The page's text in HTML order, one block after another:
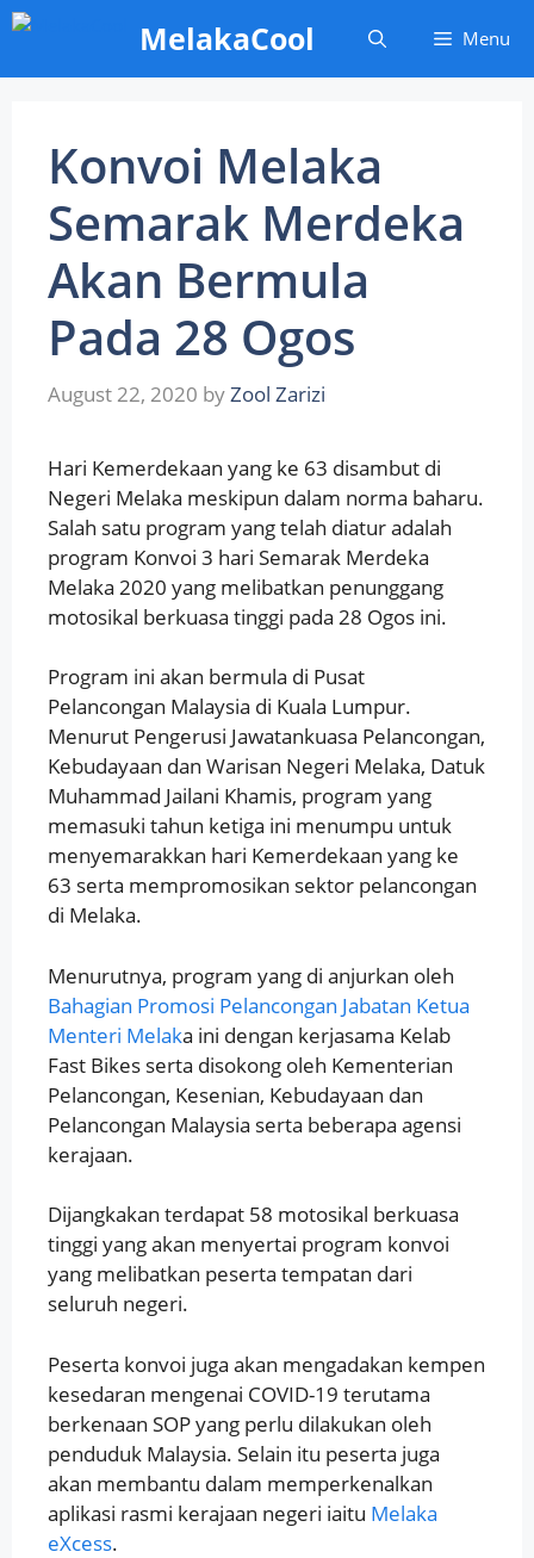
Skip
content
MelakaCool Menu
Konvoi Melaka
Semarak Merdeka
Akan Bermula
Pada 28 Ogos
August 22, 2020 byZool Zarizi
Hari Kemerdekaan yang ke 63 disambut di
Negeri Melaka meskipun dalam norma baharu.
Salah satu program yang telah diatur adalah
program Konvoi 3 hari Semarak Merdeka
Melaka 2020 yang melibatkan penunggang
motosikal berkuasa tinggi pada 28 Ogos ini.
Program ini akan bermula di Pusat
Pelancongan Malaysia di Kuala Lumpur.
Menurut Pengerusi Jawatankuasa Pelancongan,
Kebudayaan dan Warisan Negeri Melaka, Datuk
Muhammad Jailani Khamis, program yang
memasuki tahun ketiga ini menumpu untuk
menyemarakkan hari Kemerdekaan yang ke
63 serta mempromosikan sektor pelancongan
di Melaka.
Menurutnya, program yang di anjurkan oleh
Bahagian Promosi Pelancongan Jabatan Ketua
Menteri Melaka ini dengan kerjasama Kelab
Fast Bikes serta disokong oleh Kementerian
Pelancongan, Kesenian, Kebudayaan dan
Pelancongan Malaysia serta beberapa agensi
kerajaan.
Dijangkakan terdapat 58 motosikal berkuasa
tinggi yang akan menyertai program konvoi
yang melibatkan peserta tempatan dari
seluruh negeri.
Peserta konvoi juga akan mengadakan kempen
kesedaran mengenai COVID-19 terutama
berkenaan SOP yang perlu dilakukan oleh
penduduk Malaysia. Selain itu peserta juga
akan membantu dalam memperkenalkan
aplikasi rasmi kerajaan negeri iaitu Melaka
eXcess.